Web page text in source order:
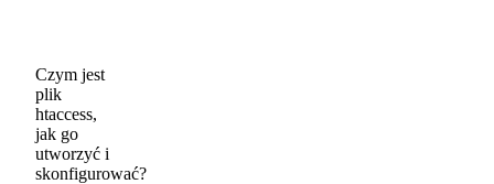
Czym jest
plik
htaccess,
jak go
utworzyć i
skonfigurować?